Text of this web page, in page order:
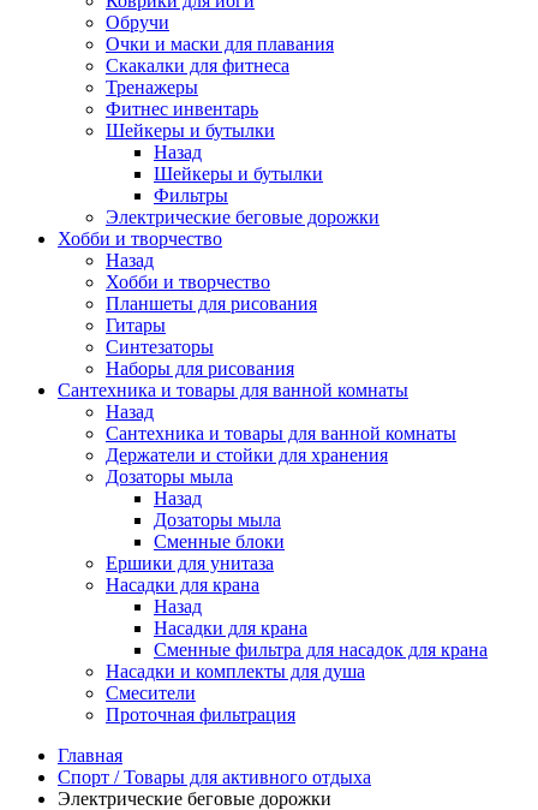
Обручи
Очки и маски для плавания
Скакалки для фитнеса
Тренажеры
Фитнес инвентарь
Шейкеры и бутылки
Назад
Шейкеры и бутылки
Фильтры
Электрические беговые дорожки
Хобби и творчество
Назад
Хобби и творчество
Планшеты для рисования
Гитары
Синтезаторы
Наборы для рисования
Сантехника и товары для ванной комнаты
Назад
Сантехника и товары для ванной комнаты
Держатели и стойки для хранения
Дозаторы мыла
Назад
Дозаторы мыла
Сменные блоки
Ершики для унитаза
Насадки для крана
Назад
Насадки для крана
Сменные фильтра для насадок для крана
Насадки и комплекты для душа
Смесители
Проточная фильтрация
Главная
Спорт / Товары для активного отдыха
Электрические беговые дорожки